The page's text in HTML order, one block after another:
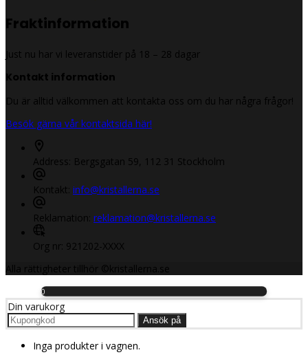
Fraktinformation
Just nu har vi leveranstider på 18 – 28 dagar
Kontakt information
Du är alltid välkommen att kontakta oss om du har några frågor!
Besök gärna vår kontaktsida här!
Address: Bergsgatan 59, 112 31 Stockholm
Kontakt: info@kristallerna.se
Reklamation: reklamation@kristallerna.se
Org nr: 921202-XXXX
Alla rättigheter tillhör ©kristallerna.se
0
Din varukorg
Ansök på
Inga produkter i vagnen.